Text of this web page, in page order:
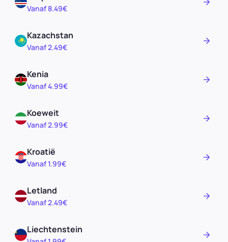
Vanaf 8.49€
Kazachstan
Vanaf 2.49€
Kenia
Vanaf 4.99€
Koeweit
Vanaf 2.99€
Kroatië
Vanaf 1.99€
Letland
Vanaf 2.49€
Liechtenstein